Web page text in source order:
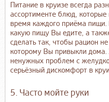
Питание в круизе всегда
ассортименте блюд,
время каждого приёма пищи.
какую пищу Вы едите, а
сделать так, чтобы рацион
которому Вы привыкли
ненужных проблем с
серьёзный дискомфорт в
5. Часто мойте руки